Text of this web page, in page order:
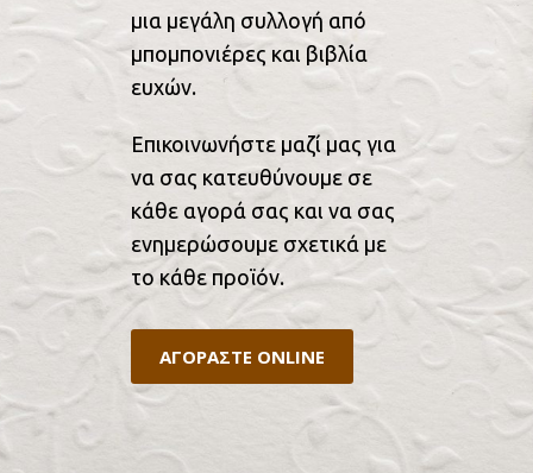
μια μεγάλη συλλογή από
μπομπονιέρες και βιβλία
ευχών.
Επικοινωνήστε μαζί μας για
να σας κατευθύνουμε σε
κάθε αγορά σας και να σας
ενημερώσουμε σχετικά με
το κάθε προϊόν.
ΑΓΟΡΑΣΤΕ ONLINE